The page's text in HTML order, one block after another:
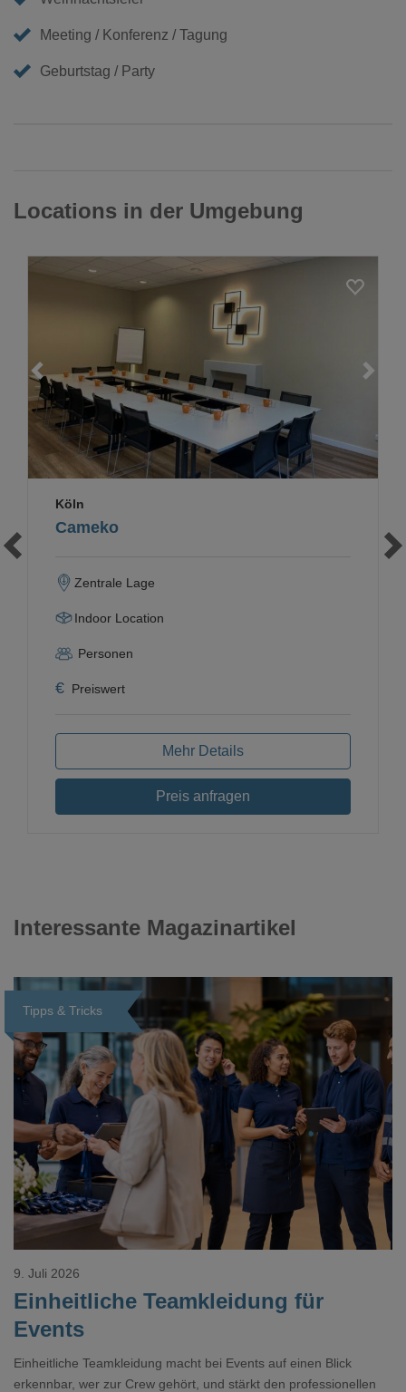
Meeting / Konferenz / Tagung
Geburtstag / Party
Locations in der Umgebung
Cameko
Köln
Zentrale Lage
Indoor Location
Personen
€ Preiswert
Mehr Details
Preis anfragen
Interessante Magazinartikel
Tipps & Tricks
Einheitliche Teamkleidung für
Events
9. Juli 2026
Einheitliche Teamkleidung macht bei Events auf einen Blick
erkennbar, wer zur Crew gehört, und stärkt den professionellen